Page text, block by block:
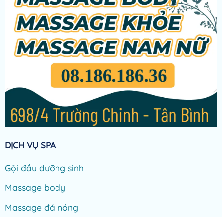
DỊCH VỤ SPA
Gội đầu dưỡng sinh
Massage body
Massage đá nóng